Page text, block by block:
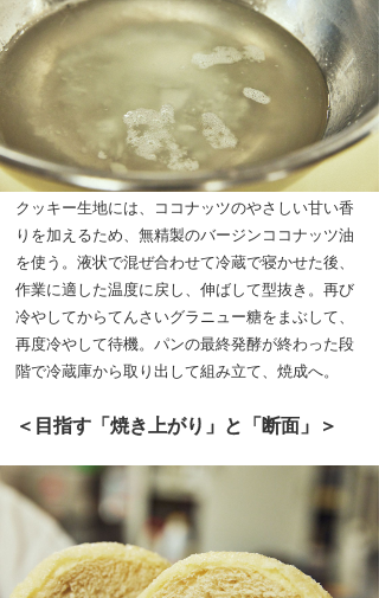
クッキー生地には、ココナッツのやさしい甘い香
りを加えるため、無精製のバージンココナッツ油
を使う。液状で混ぜ合わせて冷蔵で寝かせた後、
作業に適した温度に戻し、伸ばして型抜き。再び
冷やしてからてんさいグラニュー糖をまぶして、
再度冷やして待機。パンの最終発酵が終わった段
階で冷蔵庫から取り出して組み立て、焼成へ。
＜目指す「焼き上がり」と「断面」＞